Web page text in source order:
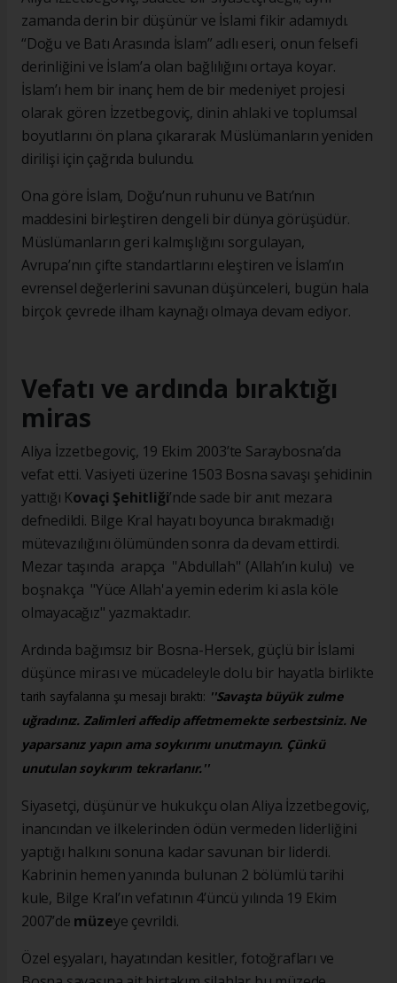
zamanda derin bir düşünür ve İslami fikir adamıydı.
“Doğu ve Batı Arasında İslam” adlı eseri, onun felsefi
derinliğini ve İslam’a olan bağlılığını ortaya koyar.
İslam’ı hem bir inanç hem de bir medeniyet projesi
olarak gören İzzetbegoviç, dinin ahlaki ve toplumsal
boyutlarını ön plana çıkararak Müslümanların yeniden
dirilişi için çağrıda bulundu.
Ona göre İslam, Doğu’nun ruhunu ve Batı’nın
maddesini birleştiren dengeli bir dünya görüşüdür.
Müslümanların geri kalmışlığını sorgulayan,
Avrupa’nın çifte standartlarını eleştiren ve İslam’ın
evrensel değerlerini savunan düşünceleri, bugün hala
birçok çevrede ilham kaynağı olmaya devam ediyor.
Vefatı ve ardında bıraktığı
miras
Aliya İzzetbegoviç, 19 Ekim 2003’te Saraybosna’da
vefat etti. Vasiyeti üzerine 1503 Bosna savaşı şehidinin
yattığı Kovaçi Şehitliği’nde sade bir anıt mezara
defnedildi. Bilge Kral hayatı boyunca bırakmadığı
mütevazılığını ölümünden sonra da devam ettirdi.
Mezar taşında arapça ''Abdullah'' (Allah’ın kulu) ve
boşnakça "Yüce Allah'a yemin ederim ki asla köle
olmayacağız" yazmaktadır.
Ardında bağımsız bir Bosna-Hersek, güçlü bir İslami
düşünce mirası ve mücadeleyle dolu bir hayatla birlikte
tarih sayfalarına şu mesajı bıraktı: ''Savaşta büyük zulme
uğradınız. Zalimleri affedip affetmemekte serbestsiniz. Ne
yaparsanız yapın ama soykırımı unutmayın. Çünkü
unutulan soykırım tekrarlanır.''
Siyasetçi, düşünür ve hukukçu olan Aliya İzzetbegoviç,
inancından ve ilkelerinden ödün vermeden liderliğini
yaptığı halkını sonuna kadar savunan bir liderdi.
Kabrinin hemen yanında bulunan 2 bölümlü tarihi
kule, Bilge Kral’ın vefatının 4’üncü yılında 19 Ekim
2007’de müzeye çevrildi.
Özel eşyaları, hayatından kesitler, fotoğrafları ve